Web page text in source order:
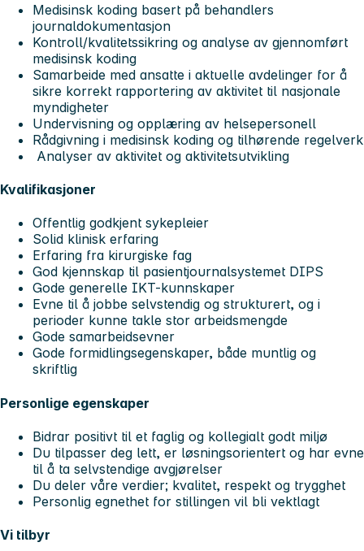
Medisinsk koding basert på behandlers
journaldokumentasjon
Kontroll/kvalitetssikring og analyse av gjennomført
medisinsk koding
Samarbeide med ansatte i aktuelle avdelinger for å
sikre korrekt rapportering av aktivitet til nasjonale
myndigheter
Undervisning og opplæring av helsepersonell
Rådgivning i medisinsk koding og tilhørende regelverk
Analyser av aktivitet og aktivitetsutvikling
Kvalifikasjoner
Offentlig godkjent sykepleier
Solid klinisk erfaring
Erfaring fra kirurgiske fag
God kjennskap til pasientjournalsystemet DIPS
Gode generelle IKT-kunnskaper
Evne til å jobbe selvstendig og strukturert, og i
perioder kunne takle stor arbeidsmengde
Gode samarbeidsevner
Gode formidlingsegenskaper, både muntlig og
skriftlig
Personlige egenskaper
Bidrar positivt til et faglig og kollegialt godt miljø
Du tilpasser deg lett, er løsningsorientert og har evne
til å ta selvstendige avgjørelser
Du deler våre verdier; kvalitet, respekt og trygghet
Personlig egnethet for stillingen vil bli vektlagt
Vi tilbyr